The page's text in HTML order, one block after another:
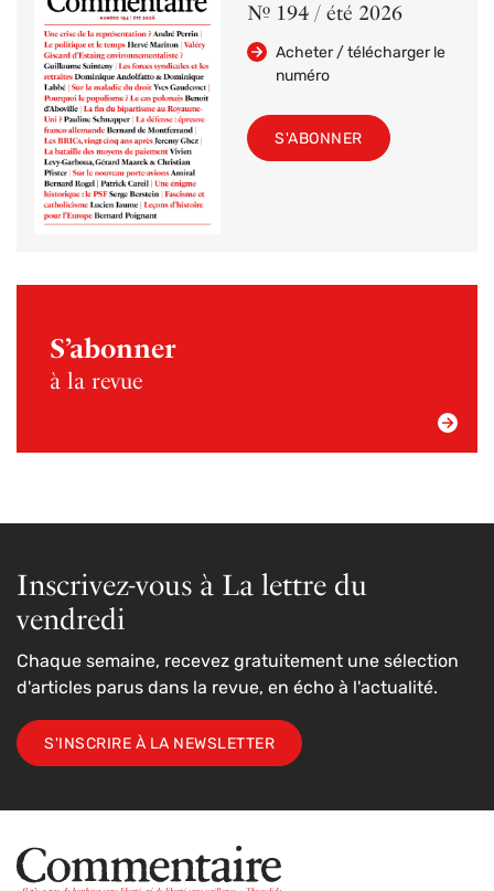
Nº 194 / été 2026
Acheter / télécharger le
numéro
S'ABONNER
S’abonner
à la revue
Inscrivez-vous à La lettre du
vendredi
Chaque semaine, recevez gratuitement une sélection
d'articles parus dans la revue, en écho à l'actualité.
S'INSCRIRE À LA NEWSLETTER